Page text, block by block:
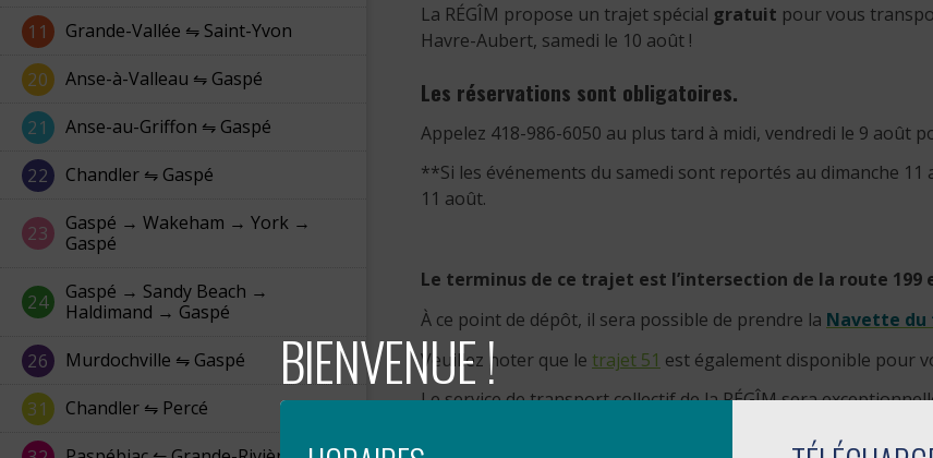
11 Grande-Vallée ⇋ Saint-Yvon
20 Anse-à-Valleau ⇋ Gaspé
21 Anse-au-Griffon ⇋ Gaspé
22 Chandler ⇋ Gaspé
23
Gaspé → Wakeham → York →
Gaspé
24
Gaspé → Sandy Beach →
Haldimand → Gaspé
26 Murdochville ⇋ Gaspé
31 Chandler ⇋ Percé
La RÉGÎM propose un trajet spécial gratuit pour vous
Havre-Aubert, samedi le 10 août !
Les réservations sont obligatoires.
Appelez 418-986-6050 au plus tard à midi, vendredi le 9 août
**Si les événements du samedi sont reportés au dimanche
11 août.
Le terminus de ce trajet est l’intersection de la route 199
À ce point de dépôt, il sera possible de prendre la Navette
Veuillez noter que le trajet 51 est également disponible pour
Le service de transport collectif de la RÉGÎM sera
BIENVENUE !